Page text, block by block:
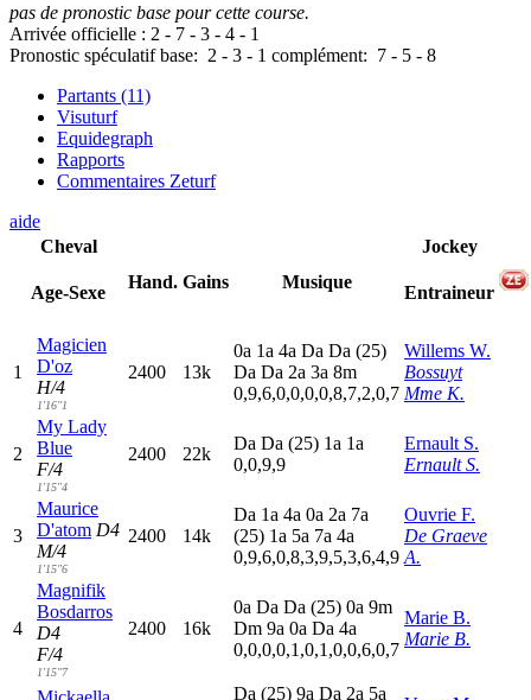
pas de pronostic base pour cette course.
Arrivée officielle : 2 - 7 - 3 - 4 - 1
Pronostic spéculatif base: 2 - 3 - 1 complément: 7 - 5 - 8
Partants (11)
Visuturf
Equidegraph
Rapports
Commentaires Zeturf
aide
Cheval
Age-Sexe
Hand. Gains Musique
Jockey
Entraineur
1
Magicien
D'oz
H/4
1'16"1
2400 13k
0a 1a 4a Da Da (25)
Da Da 2a 3a 8m
0,9,6,0,0,0,0,8,7,2,0,7
Willems W.
Bossuyt
Mme K.
2
My Lady
Blue
F/4
1'15"4
2400 22k
Da Da (25) 1a 1a
0,0,9,9
Ernault S.
Ernault S.
3
Maurice
D'atom D4
M/4
1'15"6
2400 14k
Da 1a 4a 0a 2a 7a
(25) 1a 5a 7a 4a
0,9,6,0,8,3,9,5,3,6,4,9
Ouvrie F.
De Graeve
A.
4
Magnifik
Bosdarros
D4
F/4
1'15"7
2400 16k
0a Da Da (25) 0a 9m
Dm 9a 0a Da 4a
0,0,0,0,1,0,1,0,0,6,0,7
Marie B.
Marie B.
Da (25) 9a Da 2a 5a